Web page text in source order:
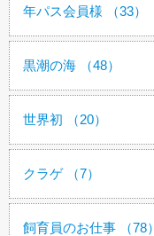
年パス会員様 （33）
黒潮の海 （48）
世界初 （20）
クラゲ （7）
飼育員のお仕事 （78）